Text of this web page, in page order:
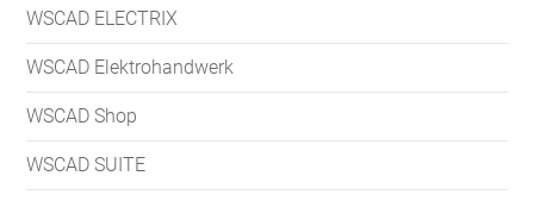
WSCAD ELECTRIX
WSCAD Elektrohandwerk
WSCAD Shop
WSCAD SUITE